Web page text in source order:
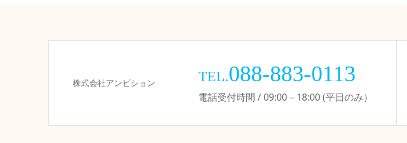
株式会社アンビション TEL.088-883-0113
電話受付時間 / 09:00 – 18:00 (平日のみ）